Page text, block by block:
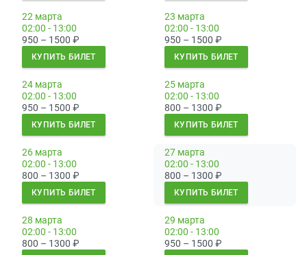
22 марта
02:00 - 13:00
950 – 1500 ₽
КУПИТЬ БИЛЕТ
23 марта
02:00 - 13:00
950 – 1500 ₽
КУПИТЬ БИЛЕТ
24 марта
02:00 - 13:00
950 – 1500 ₽
КУПИТЬ БИЛЕТ
25 марта
02:00 - 13:00
800 – 1300 ₽
КУПИТЬ БИЛЕТ
26 марта
02:00 - 13:00
800 – 1300 ₽
КУПИТЬ БИЛЕТ
27 марта
02:00 - 13:00
800 – 1300 ₽
КУПИТЬ БИЛЕТ
28 марта
02:00 - 13:00
800 – 1300 ₽
29 марта
02:00 - 13:00
950 – 1500 ₽